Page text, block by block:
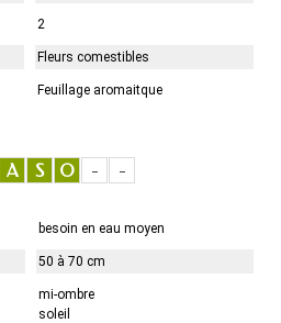
2
Fleurs comestibles
Feuillage aromaitque
A S O - -
besoin en eau moyen
50 à 70 cm
mi-ombre
soleil